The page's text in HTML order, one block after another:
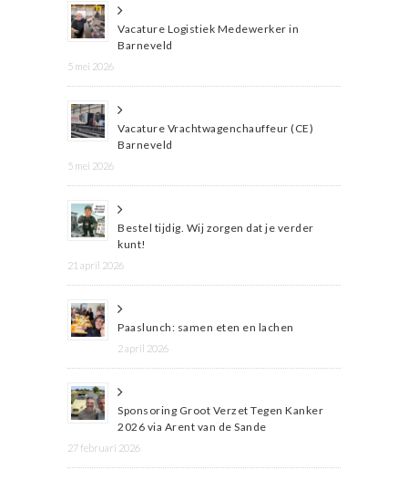
Vacature Logistiek Medewerker in
Barneveld
5 mei 2026
Vacature Vrachtwagenchauffeur (CE)
Barneveld
5 mei 2026
Bestel tijdig. Wij zorgen dat je verder
kunt!
21 april 2026
Paaslunch: samen eten en lachen
2 april 2026
Sponsoring Groot Verzet Tegen Kanker
2026 via Arent van de Sande
27 februari 2026